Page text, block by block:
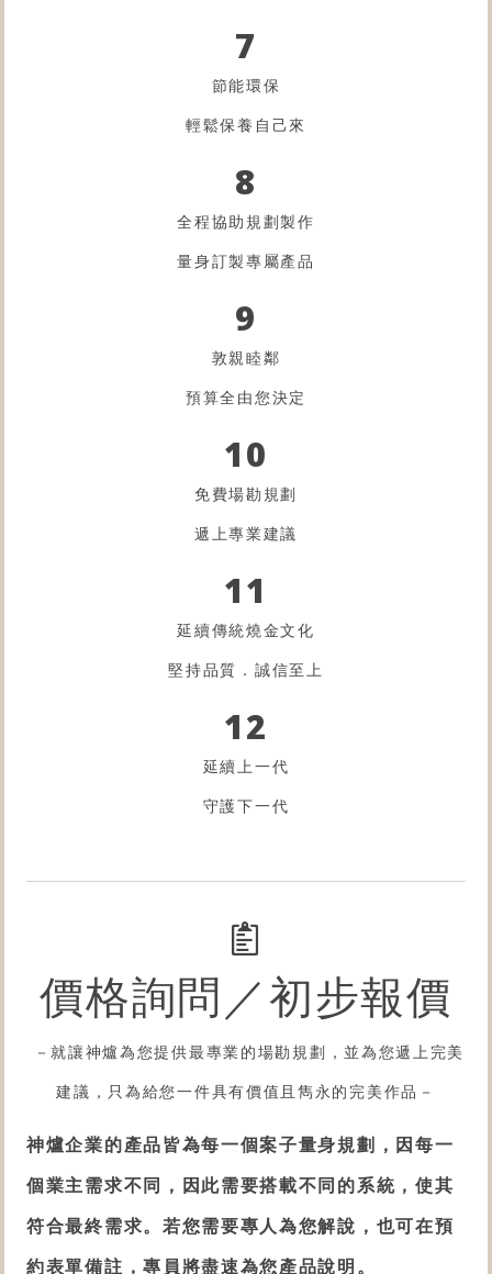
7
節能環保
輕鬆保養自己來
8
全程協助規劃製作
量身訂製專屬產品
9
敦親睦鄰
預算全由您決定
10
免費場勘規劃
遞上專業建議
11
延續傳統燒金文化
堅持品質．誠信至上
12
延續上一代
守護下一代
價格詢問／初步報價
－就讓神爐為您提供最專業的場勘規劃，並為您遞上完美
建議，只為給您一件具有價值且雋永的完美作品 －
神爐企業的產品皆為每一個案子量身規劃，因每一
個業主需求不同，因此需要搭載不同的系統，使其
符合最終需求。若您需要專人為您解說，也可在預
約表單備註，專員將盡速為您產品說明。